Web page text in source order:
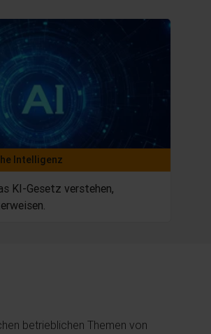
Intelligenz
KI-Gesetz verstehen,
betrieblichen Themen von